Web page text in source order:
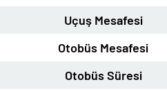
Uçuş Mesafesi
Otobüs Mesafesi
Otobüs Süresi